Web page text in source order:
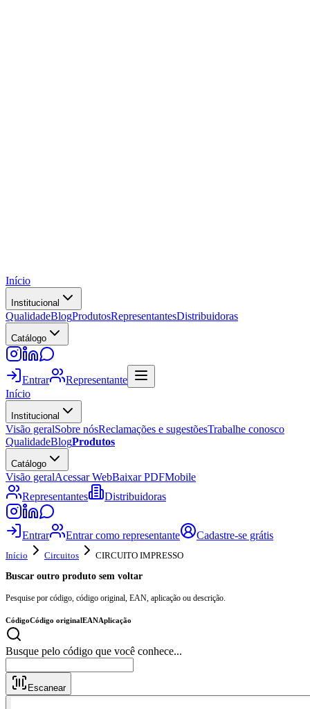
Início
Institucional
QualidadeBlogProdutosRepresentantesDistribuidoras
Catálogo
Entrar
Representante
Início
Institucional
Visão geralSobre nósReclamações e sugestõesTrabalhe conosco
QualidadeBlogProdutos
Catálogo
Visão geralAcessar WebBaixar PDFMobile
Representantes
Distribuidoras
Entrar Entrar como representante Cadastre-se grátis
Início Circuitos
CIRCUITO IMPRESSO
Buscar outro produto sem voltar
Pesquise por código, código original, EAN, aplicação ou descrição.
CódigoCódigo originalEANAplicação
Busque pelo código que você conhece...
Escanear